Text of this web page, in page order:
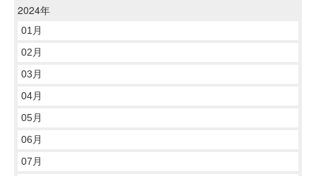
2024年
01月
02月
03月
04月
05月
06月
07月